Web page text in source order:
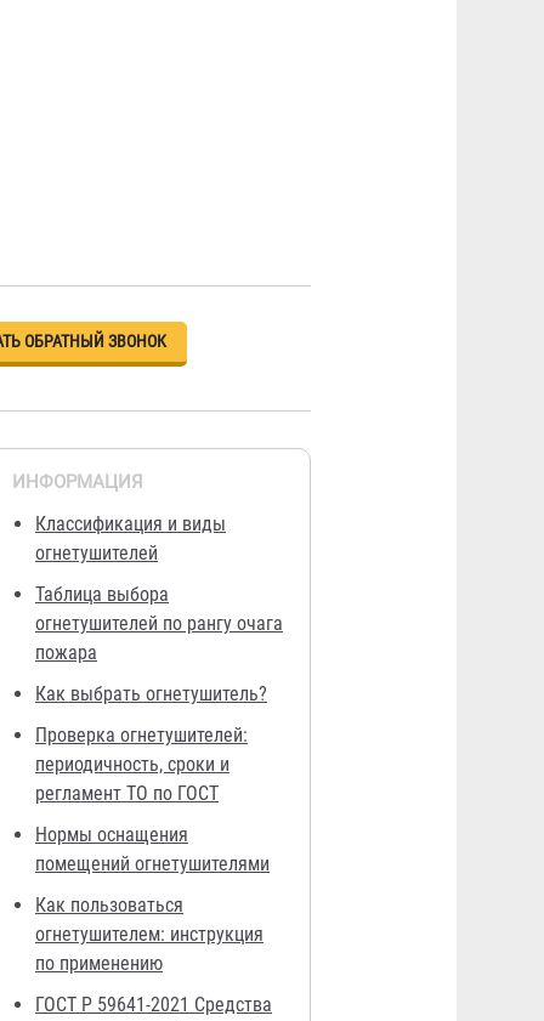
ОБРАТНЫЙ ЗВОНОК
ИНФОРМАЦИЯ
Классификация и виды
огнетушителей
Таблица выбора
огнетушителей по рангу очага
пожара
Как выбрать огнетушитель?
Проверка огнетушителей:
периодичность, сроки и
регламент ТО по ГОСТ
Нормы оснащения
помещений огнетушителями
Как пользоваться
огнетушителем: инструкция
по применению
ГОСТ Р 59641-2021 Средства